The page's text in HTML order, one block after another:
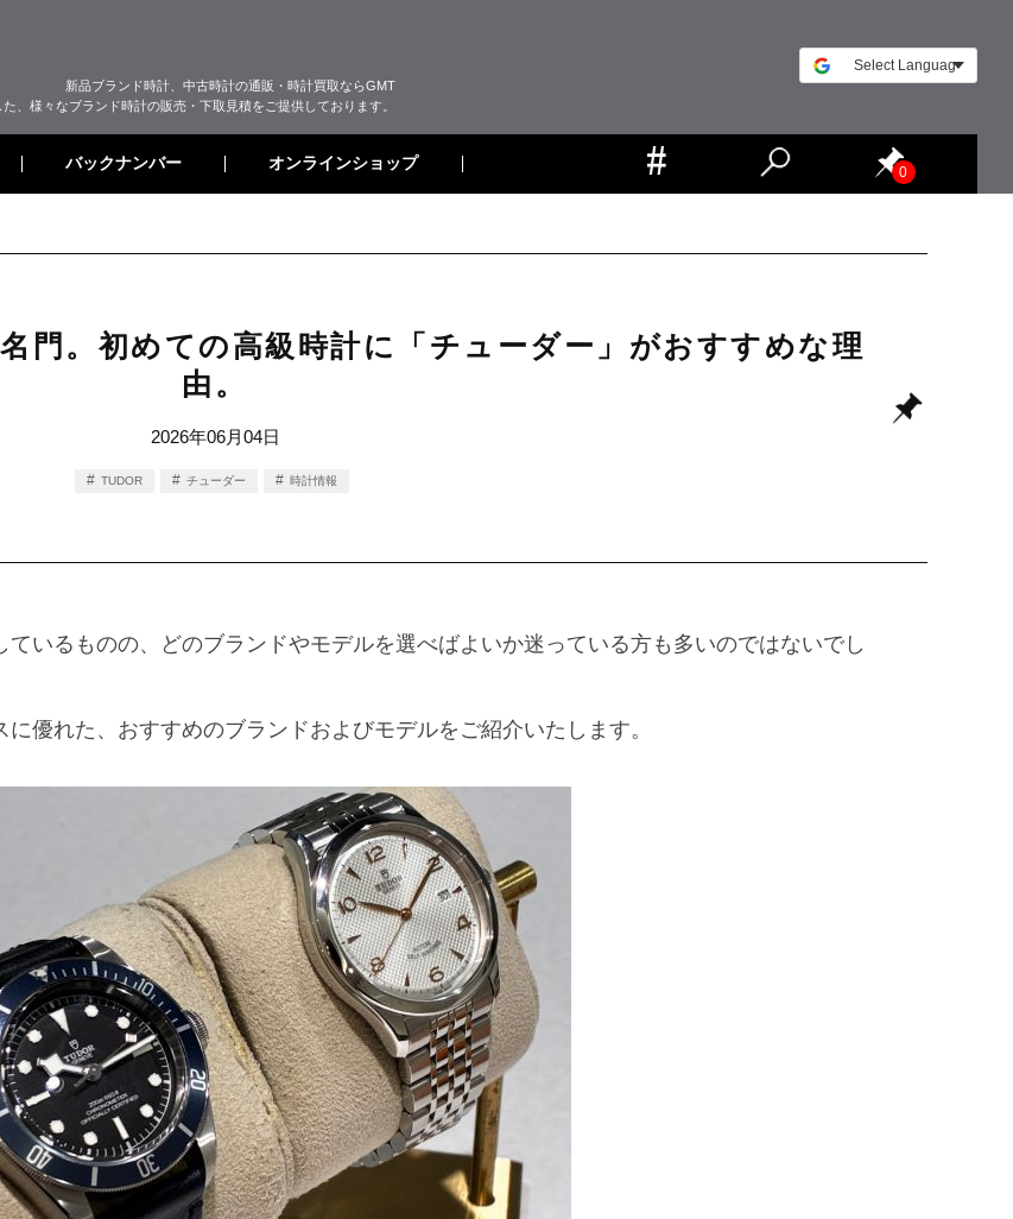
新品ブランド時計、中古時計の通販・時計買取ならGMT
、様々なブランド時計の販売・下取見積をご提供しております。
バックナンバー オンラインショップ 0
門。初めての高級時計に「チューダー」がおすすめな理
由。
2026年06月04日
TUDOR チューダー 時計情報
いるものの、どのブランドやモデルを選べばよいか迷っている方も多いのではないでし
優れた、おすすめのブランドおよびモデルをご紹介いたします。